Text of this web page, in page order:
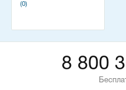
(0)
8 800